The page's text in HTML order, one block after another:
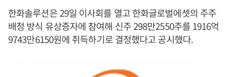
한화솔루션은 29일 이사회를 열고 한화글로벌에셋의 주주
배정 방식 유상증자에 참여해 신주 298만2550주를 1916억
9743만6150원에 취득하기로 결정했다고 공시했다.